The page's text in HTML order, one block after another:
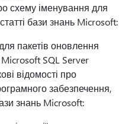
іменування для
бази знань Microsoft:
пакетів оновлення
SQL Server
відомості про
забезпечення,
знань Microsoft: